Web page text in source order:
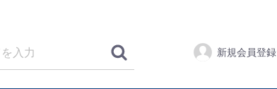
新規会員登録